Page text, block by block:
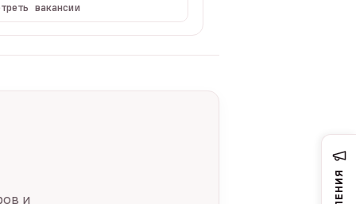
вакансии
и